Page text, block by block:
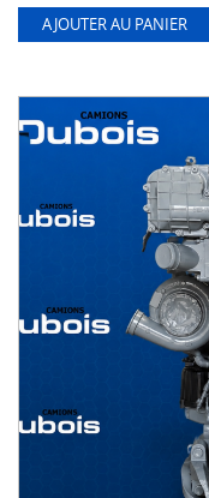
AJOUTER AU PANIER